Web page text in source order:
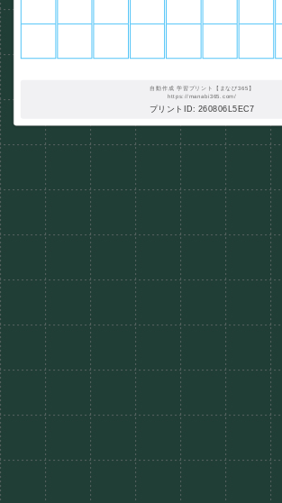
自動作成 学習プリント【まなび365】
https://manabi365.com/
プリントID: 260806L5EC7